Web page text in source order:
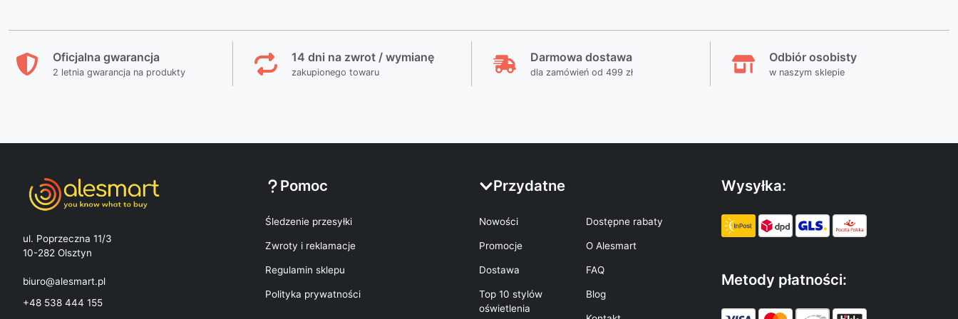
Oficjalna gwarancja
2 letnia gwarancja na produkty
14 dni na zwrot / wymianę
zakupionego towaru
Darmowa dostawa
dla zamówień od 499 zł
Odbiór osobisty
w naszym sklepie
ul. Poprzeczna 11/3
10-282 Olsztyn
biuro@alesmart.pl
+48 538 444 155
Pomoc
Śledzenie przesyłki
Zwroty i reklamacje
Regulamin sklepu
Polityka prywatności
Przydatne
Nowości
Promocje
Dostawa
Top 10 stylów
oświetlenia
Dostępne rabaty
O Alesmart
FAQ
Blog
Wysyłka:
Metody płatności: